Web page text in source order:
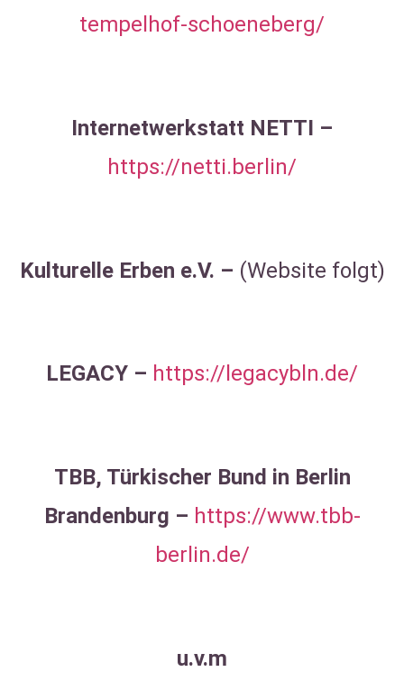
tempelhof-schoeneberg/
Internetwerkstatt NETTI –
https://netti.berlin/
Kulturelle Erben e.V. – (Website folgt)
LEGACY – https://legacybln.de/
TBB, Türkischer Bund in Berlin
Brandenburg – https://www.tbb-
berlin.de/
u.v.m